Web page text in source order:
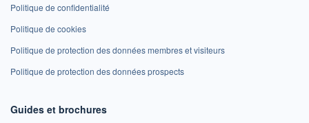
Politique de confidentialité
Politique de cookies
Politique de protection des données membres et visiteurs
Politique de protection des données prospects
Guides et brochures